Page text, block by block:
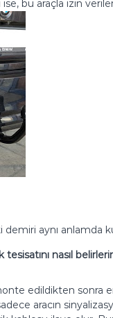
bu araçla izin
aynı anlamda
nasıl
edildikten sonra
aracın